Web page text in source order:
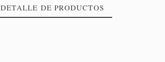
DETALLE DE PRODUCTOS